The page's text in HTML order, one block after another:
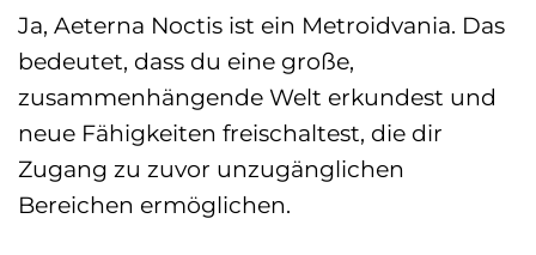
Ja, Aeterna Noctis ist ein Metroidvania. Das
bedeutet, dass du eine große,
zusammenhängende Welt erkundest und
neue Fähigkeiten freischaltest, die dir
Zugang zu zuvor unzugänglichen
Bereichen ermöglichen.